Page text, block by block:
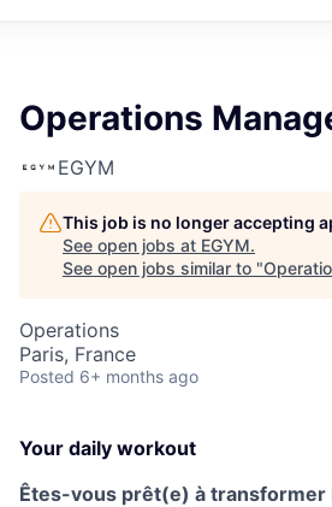
Operations
EGYM
This job is no longer accepting
See open jobs at EGYM.
See open jobs similar to "
Operations
Paris, France
Posted 6+ months ago
Your daily workout
Êtes-vous prêt(e) à